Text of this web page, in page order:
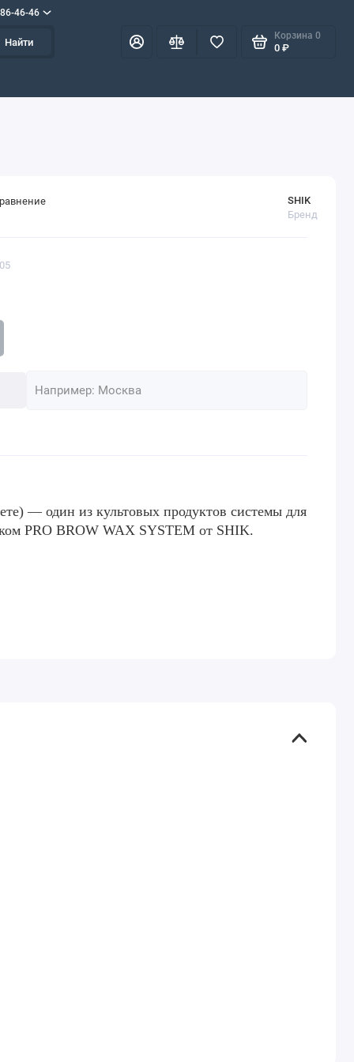
46-46
Найти
Корзина 0
0 ₽
SHIK
Бренд
— один из культовых продуктов системы для
PRO BROW WAX SYSTEM от SHIK.